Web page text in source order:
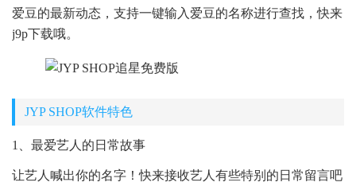
爱豆的最新动态，支持一键输入爱豆的名称进行查找，快来
j9p下载哦。
JYP SHOP软件特色
1、最爱艺人的日常故事
让艺人喊出你的名字！快来接收艺人有些特别的日常留言吧